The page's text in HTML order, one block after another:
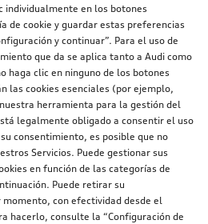
individualmente en los botones
de cookie y guardar estas preferencias
y continuar”. Para el uso de
que da se aplica tanto a Audi como
haga clic en ninguno de los botones
las cookies esenciales (por ejemplo,
herramienta para la gestión del
legalmente obligado a consentir el uso
consentimiento, es posible que no
Servicios. Puede gestionar sus
en función de las categorías de
Puede retirar su
con efectividad desde el
hacerlo, consulte la “Configuración de